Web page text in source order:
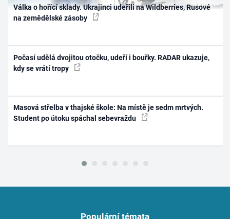
Válka o hořící sklady. Ukrajinci udeřili na Wildberries, Rusové
na zemědělské zásoby
Počasí udělá dvojitou otočku, udeří i bouřky. RADAR ukazuje,
kdy se vrátí tropy
Masová střelba v thajské škole: Na místě je sedm mrtvých.
Student po útoku spáchal sebevraždu
Populární témata